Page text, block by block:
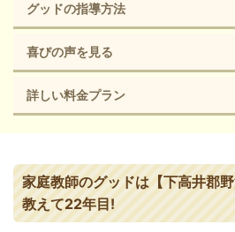
グッドの指導方法
喜びの声を見る
詳しい料金プラン
家庭教師のグッドは【下高井郡
教えて22年目!